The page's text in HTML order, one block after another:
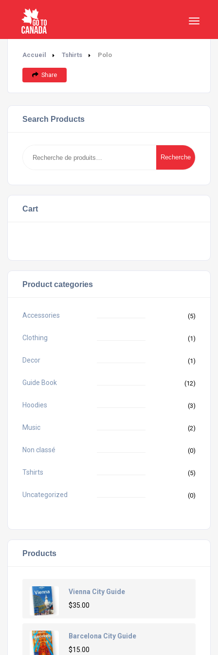
Accueil Tshirts Polo
Share
Search Products
pour :
Recherche
Cart
Product categories
Accessories (5)
Clothing (1)
Decor (1)
Guide Book (12)
Hoodies (3)
Music (2)
Non classé (0)
Tshirts (5)
Uncategorized (0)
Products
Vienna City Guide
$35.00
Barcelona City Guide
$15.00